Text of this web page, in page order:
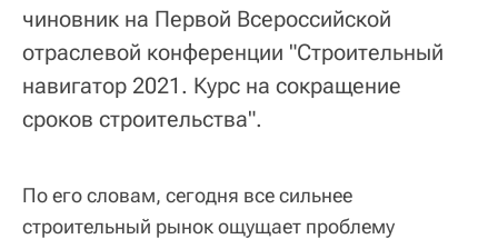
чиновник на Первой Всероссийской
отраслевой конференции "Строительный
навигатор 2021. Курс на сокращение
сроков строительства".
По его словам, сегодня все сильнее
строительный рынок ощущает проблему